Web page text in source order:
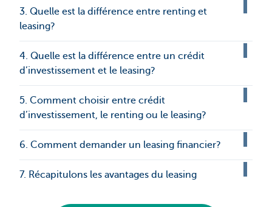
3. Quelle est la différence entre renting et
leasing?
4. Quelle est la différence entre un crédit
d’investissement et le leasing?
5. Comment choisir entre crédit
d’investissement, le renting ou le leasing?
6. Comment demander un leasing financier?
7. Récapitulons les avantages du leasing